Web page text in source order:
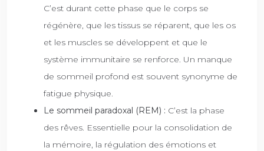
C’est durant cette phase que le corps se
régénère, que les tissus se réparent, que les os
et les muscles se développent et que le
système immunitaire se renforce. Un manque
de sommeil profond est souvent synonyme de
fatigue physique.
Le sommeil paradoxal (REM) : C’est la phase
des rêves. Essentielle pour la consolidation de
la mémoire, la régulation des émotions et